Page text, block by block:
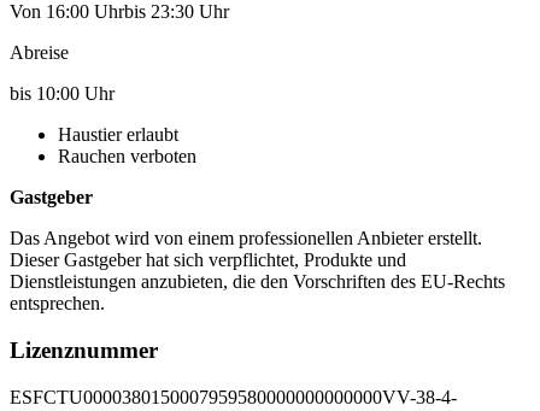
Von 16:00 Uhrbis 23:30 Uhr
Abreise
bis 10:00 Uhr
Haustier erlaubt
Rauchen verboten
Gastgeber
Das Angebot wird von einem professionellen Anbieter erstellt.
Dieser Gastgeber hat sich verpflichtet, Produkte und
Dienstleistungen anzubieten, die den Vorschriften des EU-Rechts
entsprechen.
Lizenznummer
ESFCTU0000380150007959580000000000000VV-38-4-